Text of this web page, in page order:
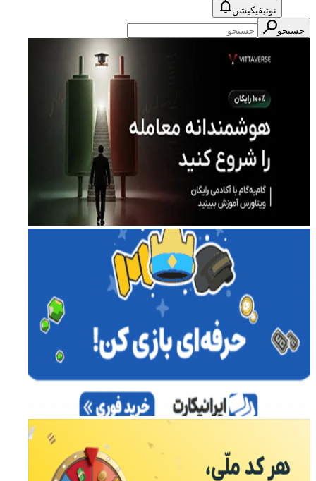
نوتیفیکیشن
جستجو